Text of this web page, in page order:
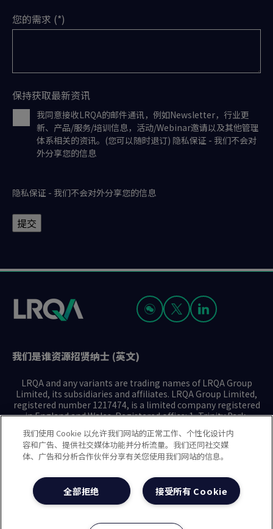
您的需求
保持获取最新资讯
我同意接收LRQA的邮件通讯，例如Newsletter，行业更
新、产品/服务/培训信息，活动/Webinar邀请以及其他管理
体系相关的资讯。(您可以随时退订) 隐私保证 - 我们不会对
外分享您的信息
隐私保证 - 我们不会对外分享您的信息
提交
我们是谁资源招贤纳士 (英文)
LRQA and any variants are trading names of LRQA Group
Limited, its subsidiaries and affiliates. LRQA Group Limited,
registered number 1217474, is a limited company registered
in England and Wales. Registered office: 1, Trinity Park,
Limited.
治理方针(英文)沪ICP备2023029947号-1
沪公网安备31010102008508号
我们使用 Cookie 以允许我们网站的正常工作、个性化设计内
容和广告、提供社交媒体功能并分析流量。我们还同社交媒
体、广告和分析合作伙伴分享有关您使用我们网站的信息。
接受所有 Cookie
全部拒绝